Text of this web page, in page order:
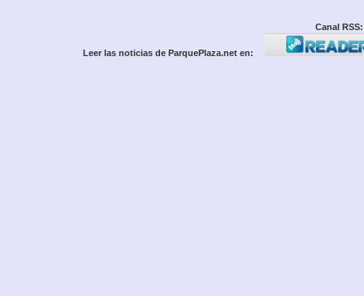
Canal RSS:
Leer las noticias de ParquePlaza.net en: